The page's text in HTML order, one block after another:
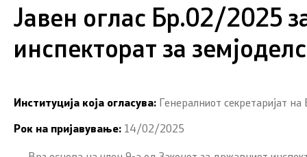
Стратешки план на Генералниот
Национални стратегии
Владата
Состав на
Комисии
Јавен oглас Бр.02/2025
инспекторат за
Институција која огласува: Генералниот секретаријат
Рок на пријавување: 14/02/2025